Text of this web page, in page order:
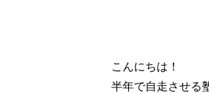
こんにちは！
半年で自走させる